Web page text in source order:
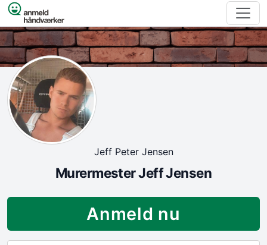
Spring til indhold
Jeff Peter Jensen
Murermester Jeff Jensen
Anmeld nu